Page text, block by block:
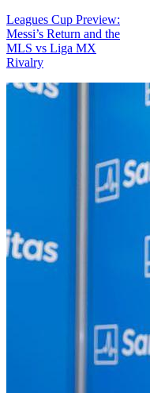
Leagues Cup Preview:
Messi’s Return and the
MLS vs Liga MX
Rivalry